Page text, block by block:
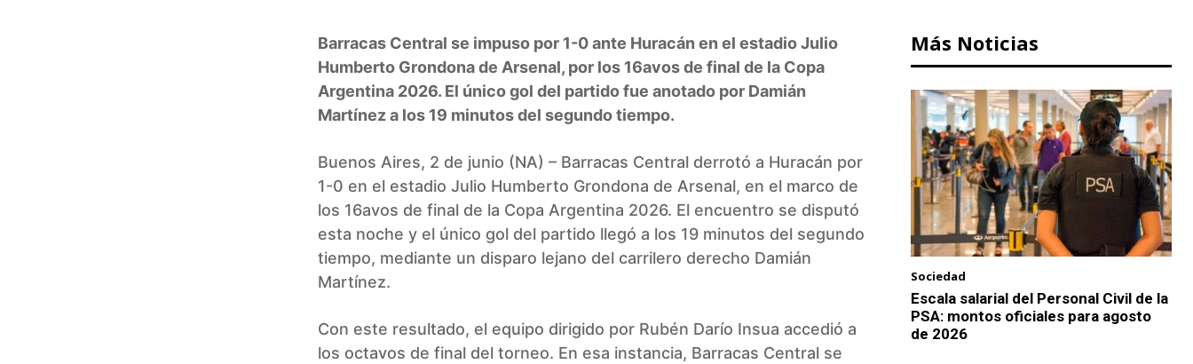
Barracas Central se impuso por 1-0 ante Huracán en el estadio Julio
Humberto Grondona de Arsenal, por los 16avos de final de la Copa
Argentina 2026. El único gol del partido fue anotado por Damián
Martínez a los 19 minutos del segundo tiempo.
Buenos Aires, 2 de junio (NA) – Barracas Central derrotó a Huracán por
1-0 en el estadio Julio Humberto Grondona de Arsenal, en el marco de
los 16avos de final de la Copa Argentina 2026. El encuentro se disputó
esta noche y el único gol del partido llegó a los 19 minutos del segundo
tiempo, mediante un disparo lejano del carrilero derecho Damián
Martínez.
Con este resultado, el equipo dirigido por Rubén Darío Insua accedió a
los octavos de final del torneo. En esa instancia, Barracas Central se
Más Noticias
Sociedad
Escala salarial del Personal Civil de la
PSA: montos oficiales para agosto
de 2026